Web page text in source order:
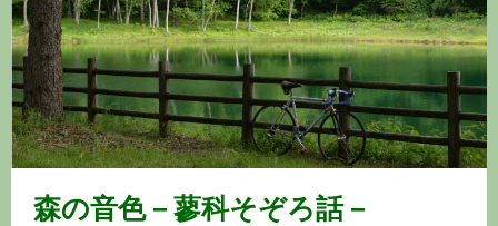
鹿
島
蓼
科森の音色－蓼科そぞろ話－